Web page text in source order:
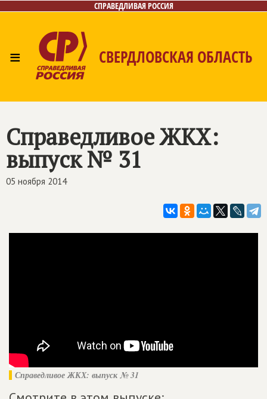
СПРАВЕДЛИВАЯ РОССИЯ
≡ СВЕРДЛОВСКАЯ ОБЛАСТЬ
Поиск
Справедливое ЖКХ:
выпуск № 31
05 ноября 2014
Справедливое ЖКХ: выпуск № 31